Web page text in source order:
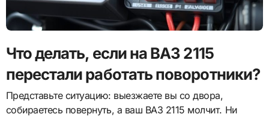
Что делать, если на ВАЗ 2115
перестали работать поворотники?
Представьте ситуацию: выезжаете вы со двора,
собираетесь повернуть, а ваш ВАЗ 2115 молчит. Ни